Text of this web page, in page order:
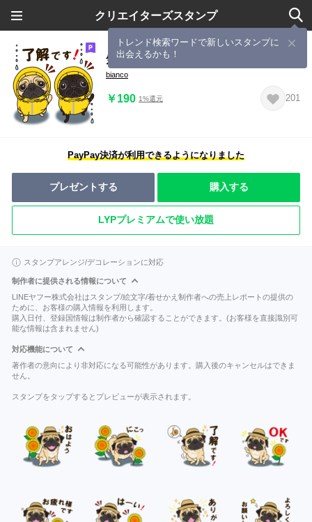
クリエイターズスタンプ
トレンド検索ワードで新しいスタンプに
出会えるかも！
気軽にパグ 夏季編
bianco
￥190 1%還元 201
PayPay決済が利用できるようになりました
プレゼントする 購入する
LYPプレミアムで使い放題
スタンプアレンジ/デコレーションに対応
制作者に提供される情報について
LINEヤフー株式会社はスタンプ/絵文字/着せかえ制作者への売上レポートの提供の
ために、お客様の購入情報を利用します。
購入日付、登録国情報は制作者から確認することができます。(お客様を直接識別可
能な情報は含まれません)
対応機能について
著作者の意向により非対応になる可能性があります。購入後のキャンセルはできま
せん。
スタンプをタップするとプレビューが表示されます。